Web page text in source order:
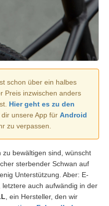
schon über ein halbes
Preis inzwischen anders
Hier geht es zu den
dir unsere App für Android
zu verpassen.
bewältigen sind, wünscht
sterbender Schwan auf
Unterstützung. Aber: E-
auch aufwändig in der
, ein Hersteller, den wir